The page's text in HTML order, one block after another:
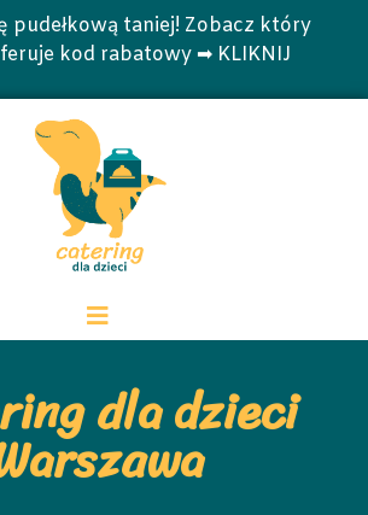
pudełkową taniej! Zobacz który
kod rabatowy ➡ KLIKNIJ
dla dzieci